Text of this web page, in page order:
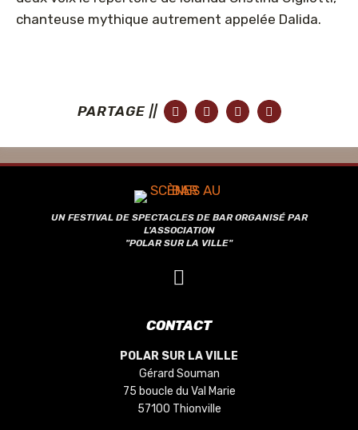
chanteuse mythique autrement appelée Dalida.
PARTAGE ||
UN FESTIVAL DE SPECTACLES DE BAR ORGANISÉ PAR
L'ASSOCIATION
"POLAR SUR LA VILLE"
CONTACT
POLAR SUR LA VILLE
Gérard Souman
75 boucle du Val Marie
57100 Thionville